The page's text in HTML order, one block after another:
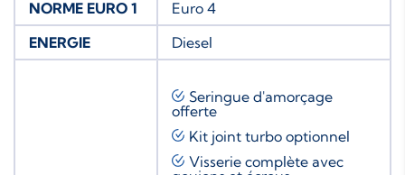
NORME EURO 1
Euro 4
ENERGIE
Diesel
Seringue d'amorçage
offerte
Kit joint turbo optionnel
Visserie complète avec